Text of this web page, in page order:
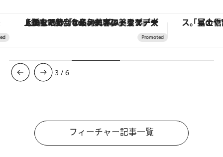
【銀座で出合う最旬美容】美髪ケアや上質な眠り…セルフケアのアップデートから、特別な名入れギフトまで。大人のための「ReFa GINZA」クルーズ
3 /6
フィーチャー記事一覧